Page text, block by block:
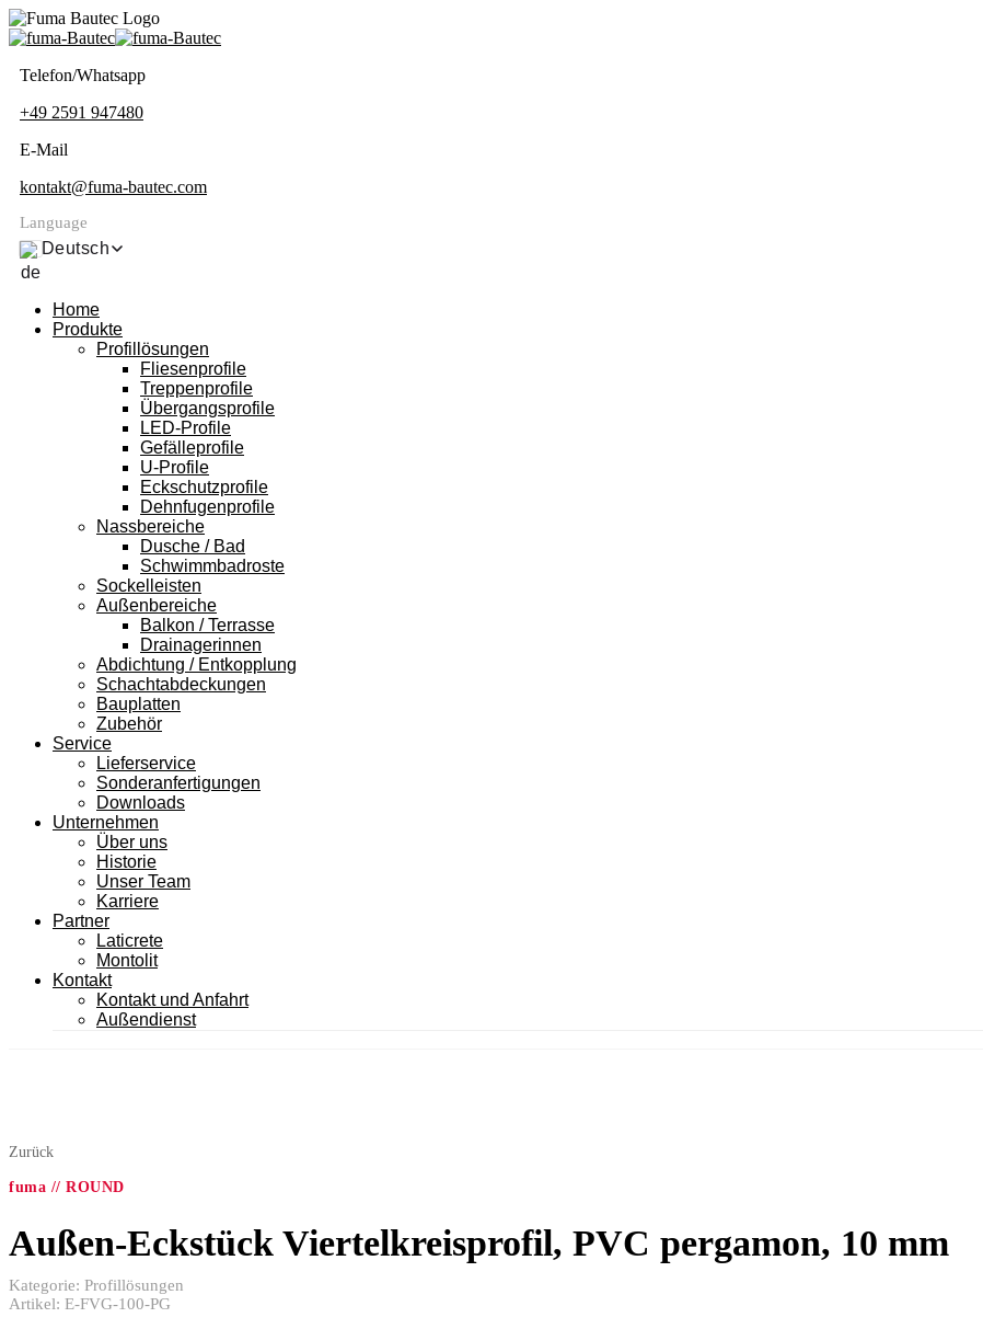
Telefon/Whatsapp
+49 2591 947480
E-Mail
kontakt@fuma-bautec.com
Language
Deutsch
Home
Produkte
Profillösungen
Fliesenprofile
Treppenprofile
Übergangsprofile
LED-Profile
Gefälleprofile
U-Profile
Eckschutzprofile
Dehnfugenprofile
Nassbereiche
Dusche / Bad
Schwimmbadroste
Sockelleisten
Außenbereiche
Balkon / Terrasse
Drainagerinnen
Abdichtung / Entkopplung
Schachtabdeckungen
Bauplatten
Zubehör
Service
Lieferservice
Sonderanfertigungen
Downloads
Unternehmen
Über uns
Historie
Unser Team
Karriere
Partner
Laticrete
Montolit
Kontakt
Kontakt und Anfahrt
Außendienst
Zurück
fuma // ROUND
Außen-Eckstück Viertelkreisprofil, PVC pergamon, 10 mm
Kategorie: Profillösungen
Artikel: E-FVG-100-PG